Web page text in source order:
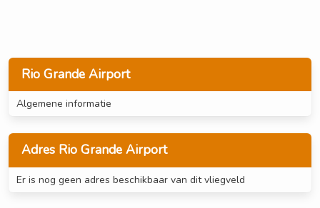
Rio Grande Airport
Algemene informatie
Adres Rio Grande Airport
Er is nog geen adres beschikbaar van dit vliegveld